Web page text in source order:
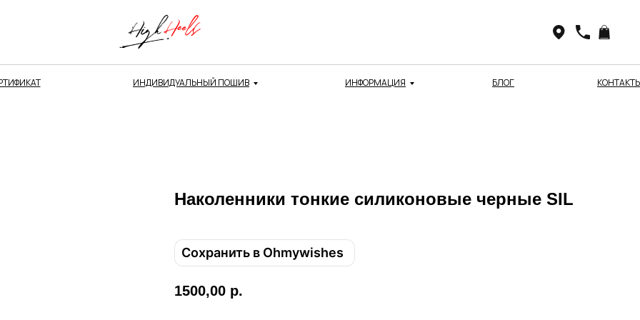
ИНДИВИДУАЛЬНЫЙ ПОШИВ ИНФОРМАЦИЯ БЛОГ
Наколенники тонкие силиконовые черные SIL
Сохранить в Ohmywishes
1500,00 р.